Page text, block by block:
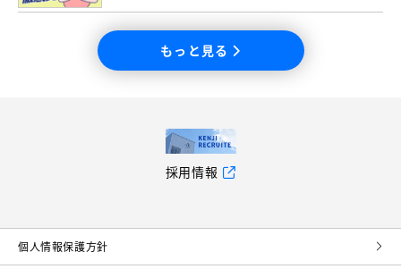
もっと見る
採用情報
個⼈情報保護⽅針